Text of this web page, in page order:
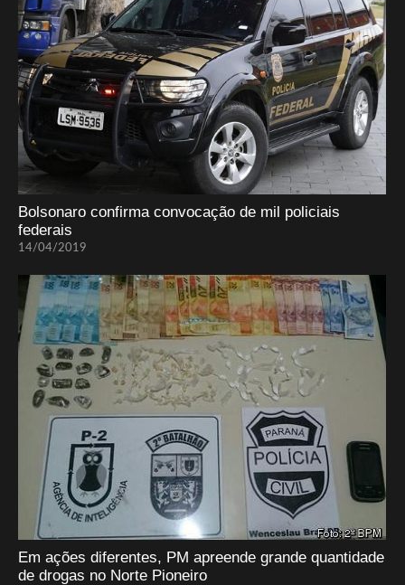
Bolsonaro confirma convocação de mil policiais
federais
14/04/2019
Em ações diferentes, PM apreende grande quantidade
de drogas no Norte Pioneiro